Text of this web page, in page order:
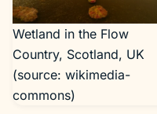
Wetland in the Flow
Country, Scotland, UK
(source: wikimedia-
commons)